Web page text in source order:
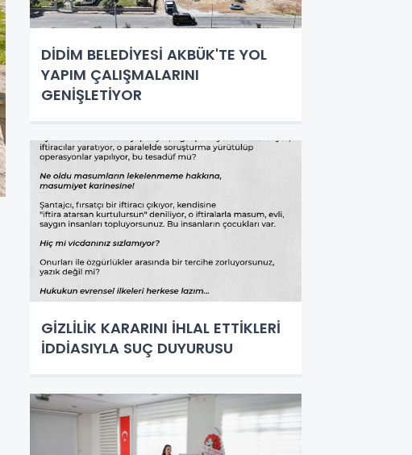
DİDİM BELEDİYESİ AKBÜK'TE YOL
YAPIM ÇALIŞMALARINI
GENİŞLETİYOR
GİZLİLİK KARARINI İHLAL ETTİKLERİ
İDDİASIYLA SUÇ DUYURUSU